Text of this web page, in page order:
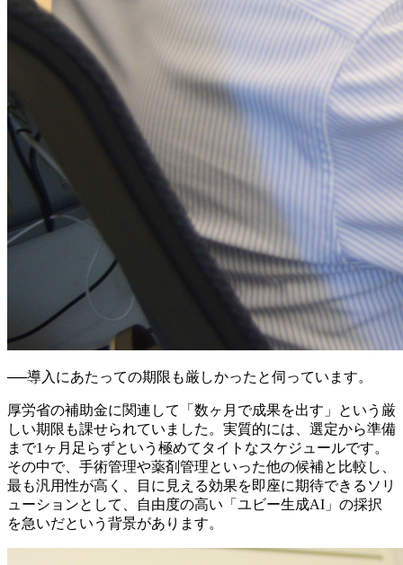
──導入にあたっての期限も厳しかったと伺っています。
厚労省の補助金に関連して「数ヶ月で成果を出す」という厳
しい期限も課せられていました。実質的には、選定から準備
まで1ヶ月足らずという極めてタイトなスケジュールです。
その中で、手術管理や薬剤管理といった他の候補と比較し、
最も汎用性が高く、目に見える効果を即座に期待できるソリ
ューションとして、自由度の高い「ユビー生成AI」の採択
を急いだという背景があります。